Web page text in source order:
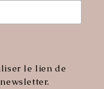
le lien de